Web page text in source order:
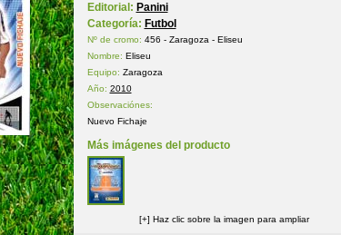
Editorial: Panini
Categoría: Futbol
Nº de cromo: 456 - Zaragoza - Eliseu
Nombre: Eliseu
Equipo: Zaragoza
Año: 2010
Observaciónes:
Nuevo Fichaje
Más imágenes del producto
[+] Haz clic sobre la imagen para ampliar